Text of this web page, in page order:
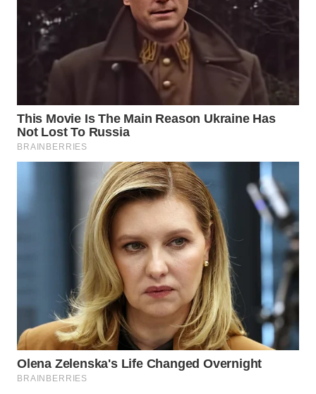
WN
TANGERANG
BINJAI
WN
CIREBON
WN
KUNINGAN
MAJALENGKA
WN
SUBANG
WN